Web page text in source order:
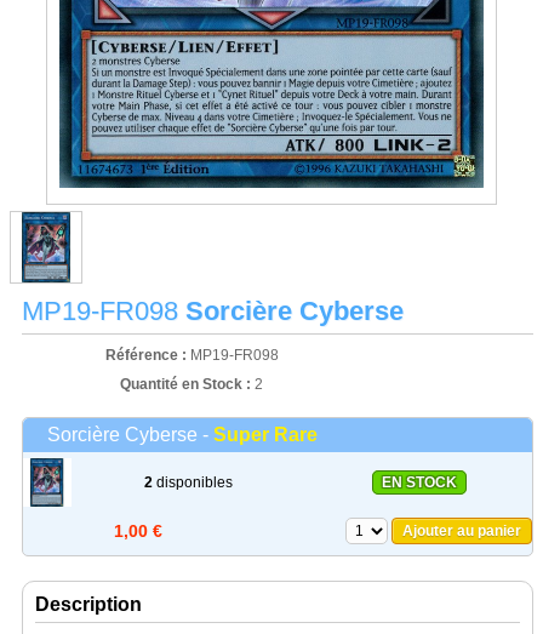
MP19-FR098 Sorcière Cyberse
Référence : MP19-FR098
Quantité en Stock : 2
Sorcière Cyberse - Super Rare
2 disponibles EN STOCK
1,00 € Ajouter au panier
Description